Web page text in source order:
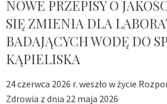
NOWE PRZEPISY O
SIĘ ZMIENIA DLA
BADAJĄCYCH WODĘ DO
KĄPIELISKA
24 czerwca 2026 r. weszło w życie
Zdrowia z dnia 22 maja 2026